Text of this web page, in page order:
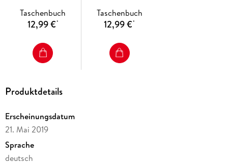
Taschenbuch
12,99 €*
Taschenbuch
12,99 €*
Produktdetails
Erscheinungsdatum
21. Mai 2019
Sprache
deutsch